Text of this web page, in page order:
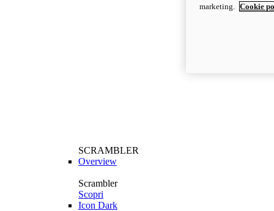
SCRAMBLER
Overview
Scrambler
Scopri
Icon Dark
marketing.
Cookie